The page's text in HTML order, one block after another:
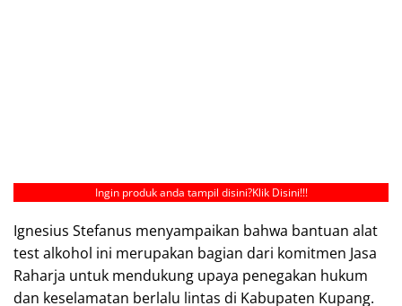
Ingin produk anda tampil disini?Klik Disini!!!
Ignesius Stefanus menyampaikan bahwa bantuan alat
test alkohol ini merupakan bagian dari komitmen Jasa
Raharja untuk mendukung upaya penegakan hukum
dan keselamatan berlalu lintas di Kabupaten Kupang.